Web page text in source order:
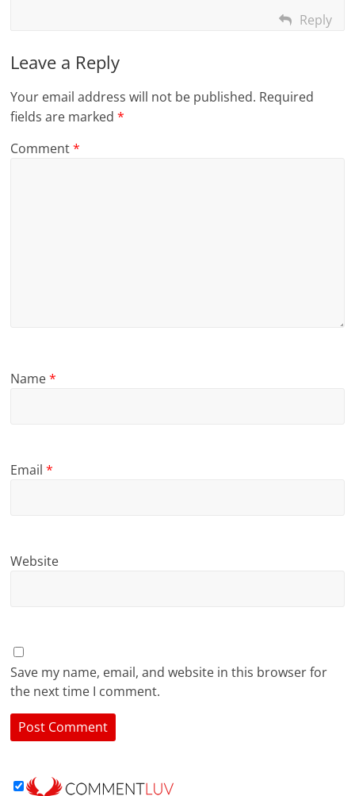
Reply
Leave a Reply
Your email address will not be published. Required
fields are marked*
Comment*
Name*
Email*
Website
Save my name, email, and website in this browser for
the next time I comment.